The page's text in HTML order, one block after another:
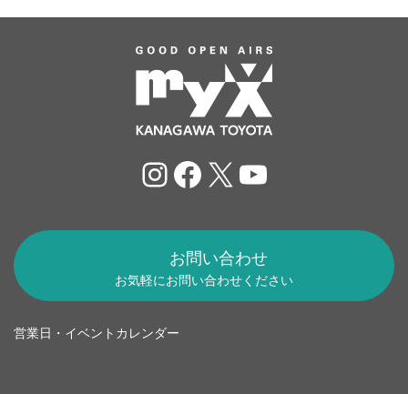
Instagram
Facebook
X YouTube
お問い合わせ
お気軽にお問い合わせください
営業日・イベントカレンダー